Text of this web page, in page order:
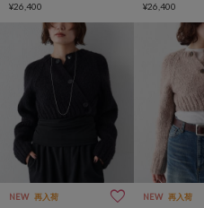
ン
¥26,400
ン
¥26,400
NEW 再入荷 NEW 再入荷